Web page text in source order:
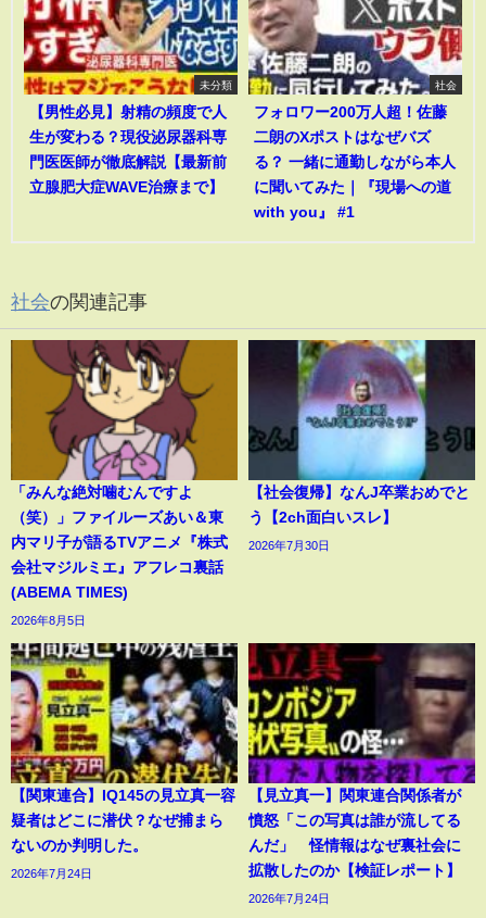
未分類
【男性必見】射精の頻度で人
生が変わる？現役泌尿器科専
門医医師が徹底解説【最新前
立腺肥大症WAVE治療まで】
社会
フォロワー200万人超！佐藤
二朗のXポストはなぜバズ
る？ 一緒に通勤しながら本人
に聞いてみた｜『現場への道
with you』 #1
社会の関連記事
「みんな絶対噛むんですよ
（笑）」ファイルーズあい＆東
内マリ子が語るTVアニメ『株式
会社マジルミエ』アフレコ裏話
(ABEMA TIMES)
2026年8月5日
【社会復帰】なんJ卒業おめでと
う【2ch面白いスレ】
2026年7月30日
【関東連合】IQ145の見立真一容
疑者はどこに潜伏？なぜ捕まら
ないのか判明した。
2026年7月24日
【見立真一】関東連合関係者が
憤怒「この写真は誰が流してる
んだ」 怪情報はなぜ裏社会に
拡散したのか【検証レポート】
2026年7月24日